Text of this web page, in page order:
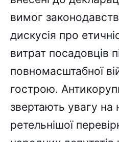
вимог
дискусія про
витрат посадовців
повномасштабної
гострою.
звертають увагу на
ретельнішої